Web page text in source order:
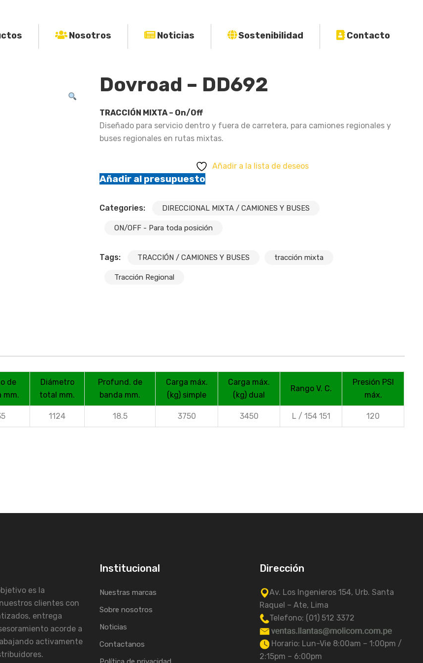
Nosotros Noticias Sostenibilidad Contacto
Dovroad – DD692
TRACCIÓN MIXTA – On/Off
Diseñado para servicio dentro y fuera de carretera, para camiones regionales y
buses regionales en rutas mixtas.
Añadir a la lista de deseos
Añadir al presupuesto
Categories: DIRECCIONAL MIXTA / CAMIONES Y BUSES
ON/OFF - Para toda posición
Tags: TRACCIÓN / CAMIONES Y BUSES tracción mixta
Tracción Regional
de
mm.
Diámetro
total mm.
Profund. de
banda mm.
Carga máx.
(kg) simple
Carga máx.
(kg) dual
Rango V. C.
Presión PSI
máx.
1124 18.5 3750 3450 L / 154 151 120
es la
clientes con
entrega
acorde a
activamente
Institucional
Nuestras marcas
Sobre nosotros
Noticias
Contactanos
Dirección
Av. Los Ingenieros 154, Urb. Santa
Raquel – Ate, Lima
Telefono: (01) 512 3372
Horario: Lun-Vie 8:00am – 1:00pm /
2:15pm – 6:00pm